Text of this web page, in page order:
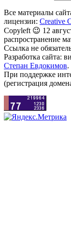
Все материалы
лицензии: Creative
Copyleft 😉 12
распространение
Ссылка не
Разработка сайта:
Степан Евдокимов.
При поддержке
(регистрация